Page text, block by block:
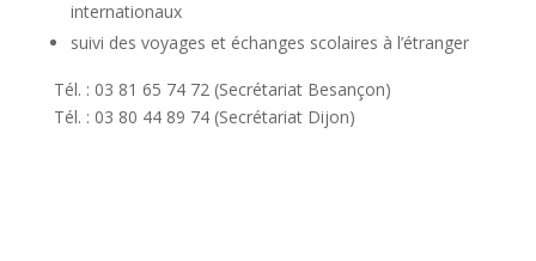
internationaux
suivi des voyages et échanges scolaires à l’étranger
Tél. : 03 81 65 74 72 (Secrétariat Besançon)
Tél. : 03 80 44 89 74 (Secrétariat Dijon)